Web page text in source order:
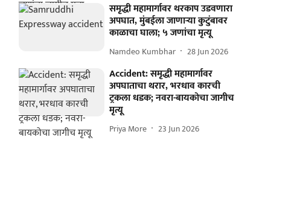
समृद्धी महामार्गावर थरकाप उडवणारा
अपघात, मुंबईला जाणाऱ्या कुटुंबावर
काळाचा घाला; ५ जणांचा मृत्यू
Namdeo Kumbhar 28 Jun 2026
Accident: समृद्धी महामार्गावर
अपघाताचा थरार, भरधाव कारची
ट्रकला धडक; नवरा-बायकोचा जागीच
मृत्यू
Priya More 23 Jun 2026